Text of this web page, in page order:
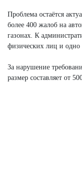
Проблема остаётся
более 400 жалоб на
газонах. К
физических лиц и одно
За нарушение
размер составляет от